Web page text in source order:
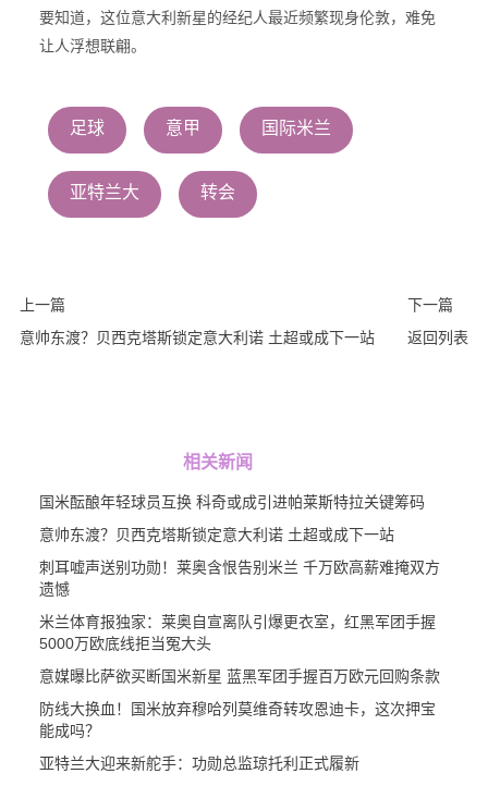
要知道，这位意大利新星的经纪人最近频繁现身伦敦，难免
让人浮想联翩。
足球 意甲 国际米兰
亚特兰大 转会
上一篇
意帅东渡？贝西克塔斯锁定意大利诺 土超或成下一站
下一篇
返回列表
相关新闻
国米酝酿年轻球员互换 科奇或成引进帕莱斯特拉关键筹码
意帅东渡？贝西克塔斯锁定意大利诺 土超或成下一站
刺耳嘘声送别功勋！莱奥含恨告别米兰 千万欧高薪难掩双方
遗憾
米兰体育报独家：莱奥自宣离队引爆更衣室，红黑军团手握
5000万欧底线拒当冤大头
意媒曝比萨欲买断国米新星 蓝黑军团手握百万欧元回购条款
防线大换血！国米放弃穆哈列莫维奇转攻恩迪卡，这次押宝
能成吗？
亚特兰大迎来新舵手：功勋总监琼托利正式履新